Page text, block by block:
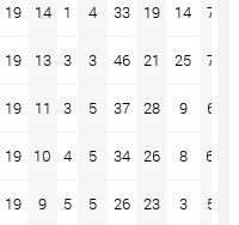
19 14 1 4 33 19 14 75
19 13 3 3 46 21 25 74
19 11 3 5 37 28 9 63
19 10 4 5 34 26 8 60
19 9 5 5 26 23 3 56